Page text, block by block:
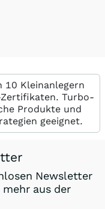
10 Kleinanlegern
Turbo-
Produkte und
geeignet.
Newsletter
aus der